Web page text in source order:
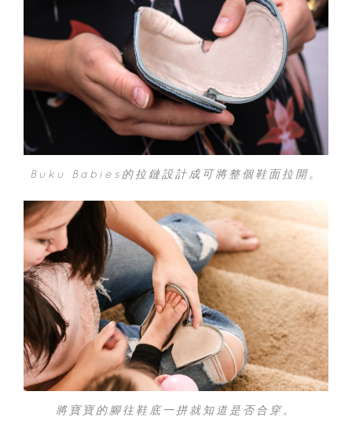
Buku Babies的拉鏈設計成可將整個鞋面拉開。
將寶寶的腳往鞋底一拼就知道是否合穿。